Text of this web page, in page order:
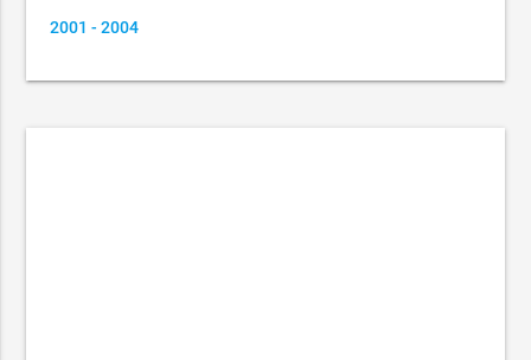
2001 - 2004